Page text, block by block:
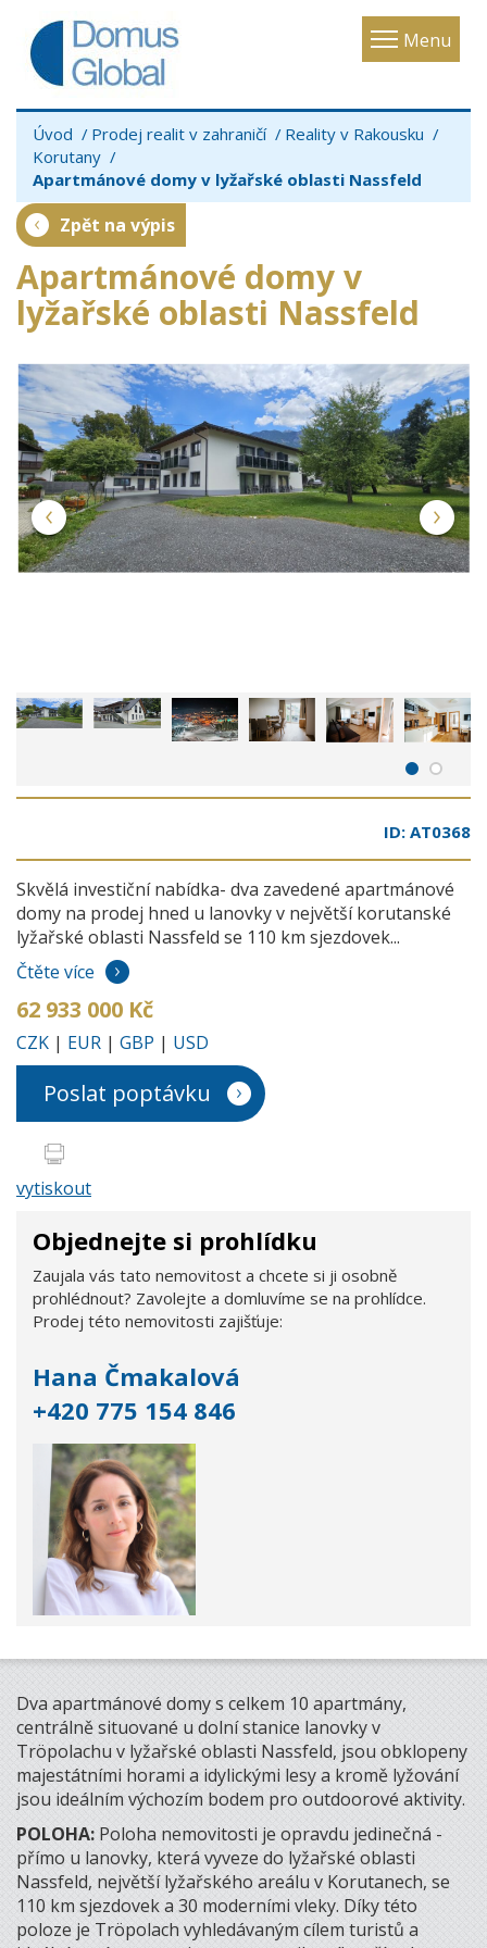
Menu
Toggle
Úvod Prodej realit v zahraničí
Reality v Rakousku
Korutany
Apartmánové domy v lyžařské oblasti Nassfeld
Zpět na výpis
Apartmánové domy v
lyžařské oblasti Nassfeld
ID: AT0368
Skvělá investiční nabídka- dva zavedené apartmánové
domy na prodej hned u lanovky v největší korutanské
lyžařské oblasti Nassfeld se 110 km sjezdovek...
Čtěte více
62 933 000 Kč
CZK | EUR | GBP | USD
Poslat poptávku
vytiskout
Objednejte si prohlídku
Zaujala vás tato nemovitost a chcete si ji osobně
prohlédnout? Zavolejte a domluvíme se na prohlídce.
Prodej této nemovitosti zajišťuje:
Hana Čmakalová
+420 775 154 846
Dva apartmánové domy s celkem 10 apartmány,
centrálně situované u dolní stanice lanovky v
Tröpolachu v lyžařské oblasti Nassfeld, jsou obklopeny
majestátními horami a idylickými lesy a kromě lyžování
jsou ideálním výchozím bodem pro outdoorové aktivity.
POLOHA: Poloha nemovitosti je opravdu jedinečná -
přímo u lanovky, která vyveze do lyžařské oblasti
Nassfeld, největší lyžařského areálu v Korutanech, se
110 km sjezdovek a 30 moderními vleky. Díky této
poloze je Tröpolach vyhledávaným cílem turistů a